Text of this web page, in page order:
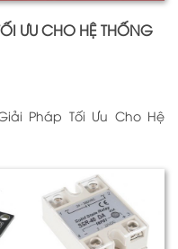
ƯU CHO HỆ THỐNG
Pháp Tối Ưu Cho Hệ